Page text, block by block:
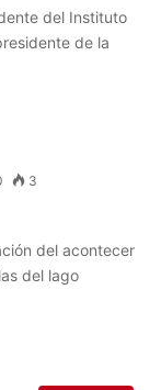
del Instituto
de la
3
del acontecer
del lago